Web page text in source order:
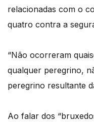
relacionadas com o
quatro contra a
“Não ocorreram
qualquer peregrino,
peregrino resultante
Ao falar dos